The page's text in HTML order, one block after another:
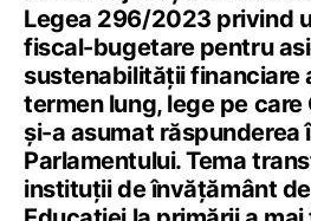
Legea 296/2023 privind
fiscal-bugetare pentru
sustenabilității financiare
termen lung, lege pe care
și-a asumat răspunderea
Parlamentului. Tema
instituții de învățământ